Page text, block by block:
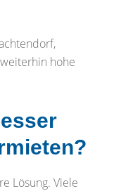
hohe
Lösung. Viele